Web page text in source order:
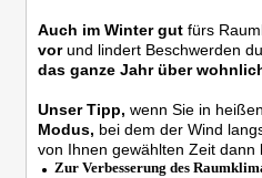
Auch im Winter gut fürs
vorund lindert Beschwerden
das ganze Jahr über
Unser Tipp, wenn Sie in
Modus, bei dem der Wind
von Ihnen gewählten Zeit dann
Zur Verbesserung des